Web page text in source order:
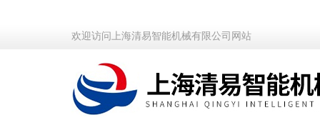
欢迎访问上海清易智能机械有限公司网站